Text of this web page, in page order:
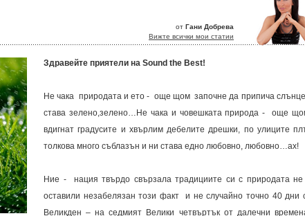
от Гани Добрева
Вижте всички мои статии
Здравейте приятели на Sound the Best!
Не чака природата и ето - още щом започне да припича
става зелено,зелено…Не чака и човешката природа - още
вдигнат градусите и хвърлим дебелите дрешки, по улиците
толкова много съблазън и ни става едно любовно, любовно…ах!
Ние - нация твърдо свързала традициите си с природата не
оставили незабелязан този факт и не случайно точно 40 дни
Великден – на седмият Велики четвъртък от далечни